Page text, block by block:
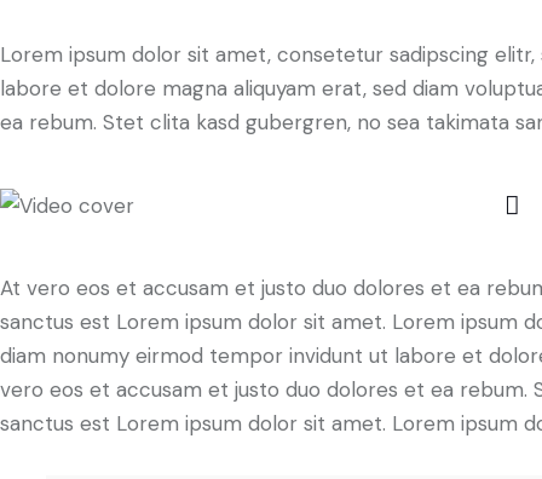
Lorem ipsum dolor sit amet, consetetur sadipscing
labore et dolore magna aliquyam erat, sed diam
ea rebum. Stet clita kasd gubergren, no sea takimata
At vero eos et accusam et justo duo dolores et ea
sanctus est Lorem ipsum dolor sit amet. Lorem ipsum
diam nonumy eirmod tempor invidunt ut labore et
vero eos et accusam et justo duo dolores et ea rebum.
sanctus est Lorem ipsum dolor sit amet. Lorem ipsum